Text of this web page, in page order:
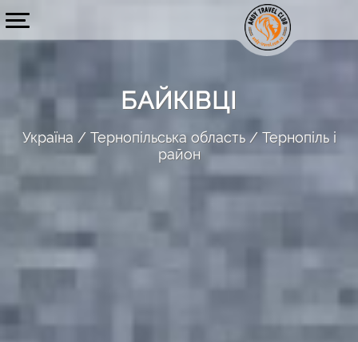
БАЙКІВЦІ
Україна Тернопільська область
Тернопіль і
район